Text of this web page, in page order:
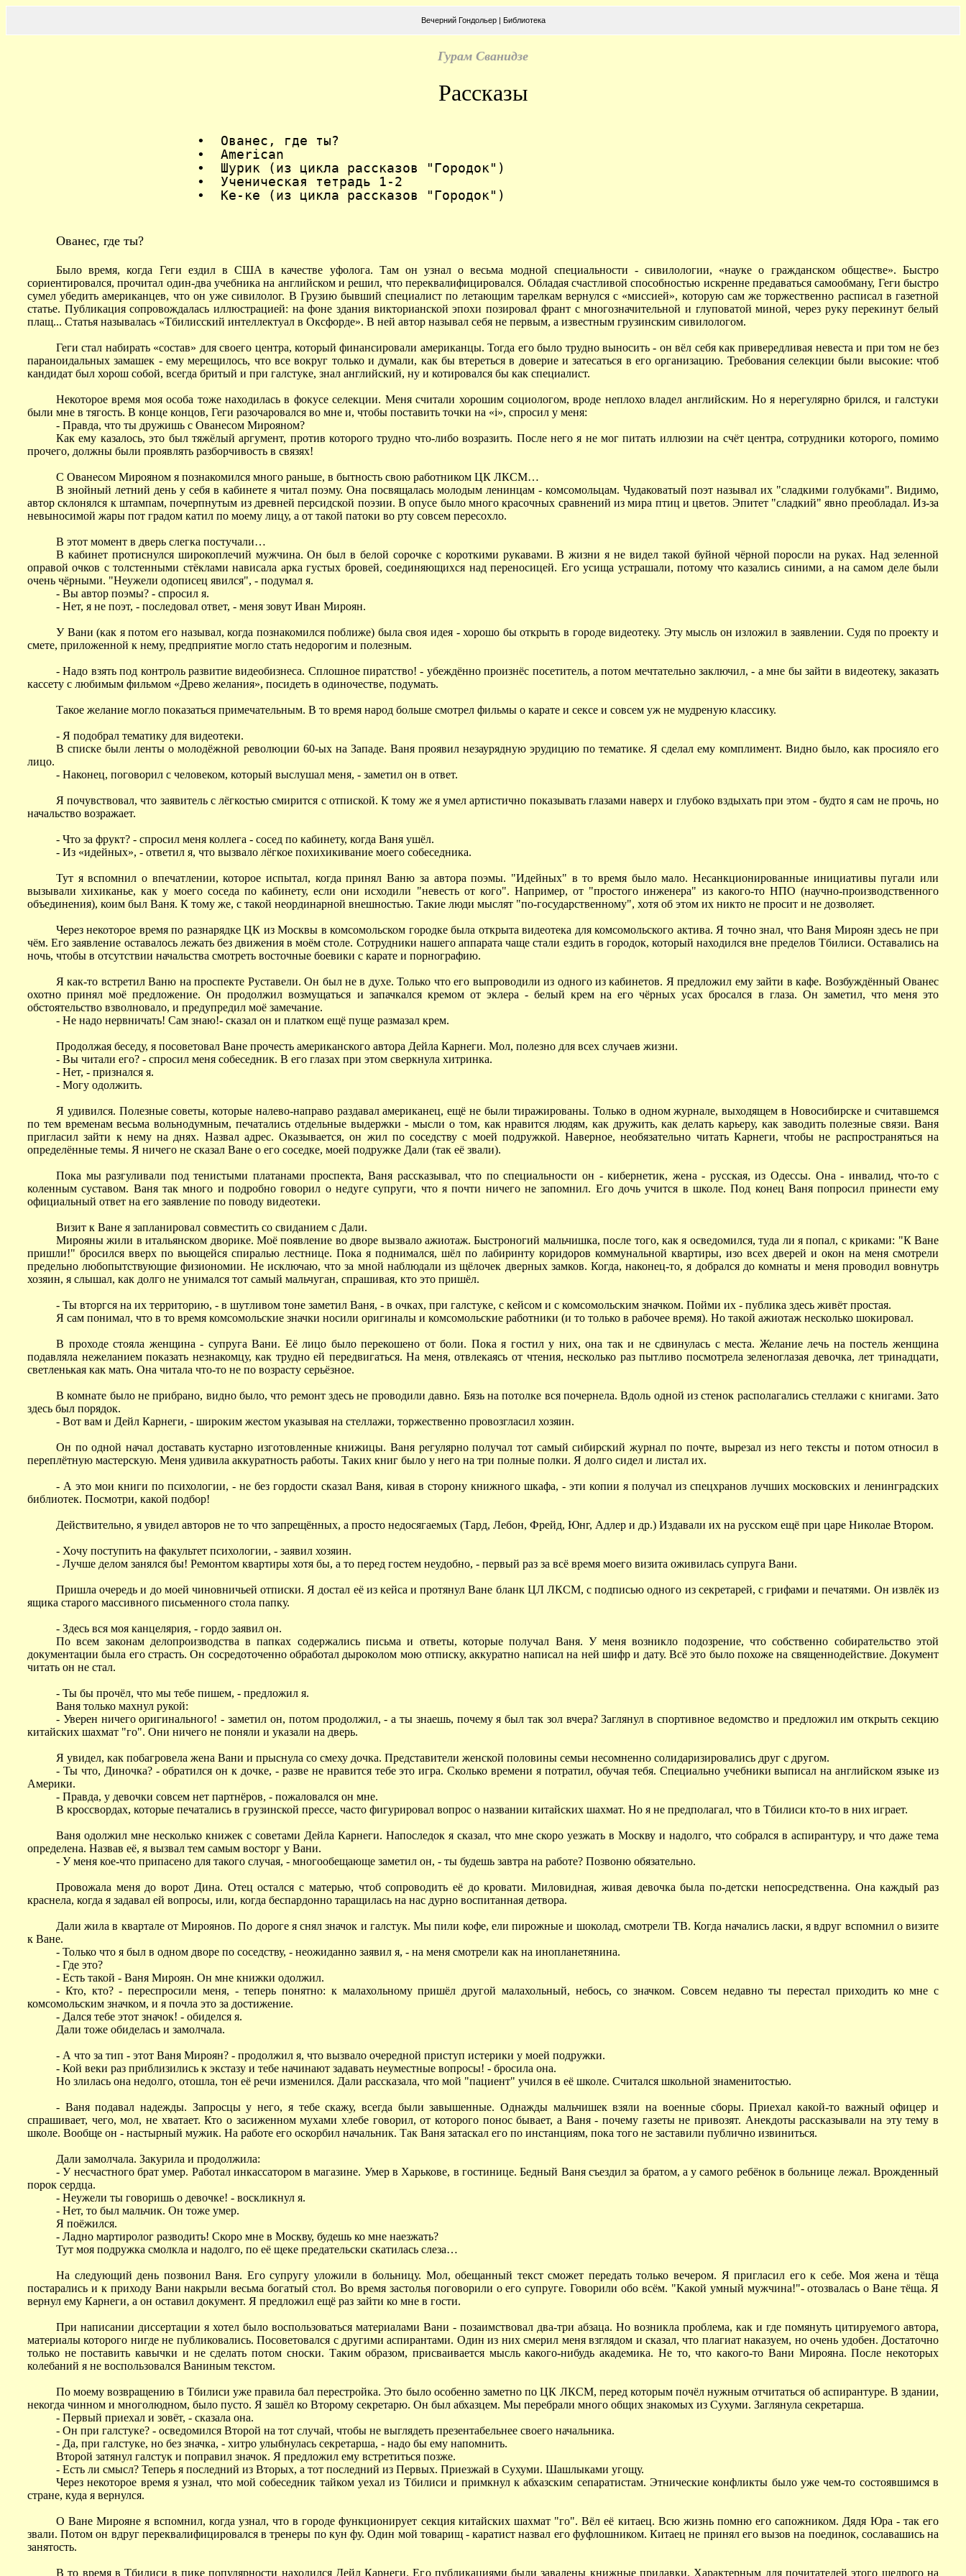
Вечерний Гондольер| Библиотека
Гурам Сванидзе
Рассказы
• Ованес, где ты?
• American
• Шурик (из цикла рассказов "Городок")
• Ученическая тетрадь 1-2
• Ке-ке (из цикла рассказов "Городок")
Ованес, где ты?
Было время, когда Геги ездил в США в качестве уфолога. Там он узнал о весьма модной специальности - сивилологии, «науке о гражданском обществе». Быстро
сориентировался, прочитал один-два учебника на английском и решил, что переквалифицировался. Обладая счастливой способностью искренне предаваться самообману, Геги быстро
сумел убедить американцев, что он уже сивилолог. В Грузию бывший специалист по летающим тарелкам вернулся с «миссией», которую сам же торжественно расписал в газетной
статье. Публикация сопровождалась иллюстрацией: на фоне здания викторианской эпохи позировал франт с многозначительной и глуповатой миной, через руку перекинут белый
плащ... Статья называлась «Тбилисский интеллектуал в Оксфорде». В ней автор называл себя не первым, а известным грузинским сивилологом.
Геги стал набирать «состав» для своего центра, который финансировали американцы. Тогда его было трудно выносить - он вёл себя как привередливая невеста и при том не без
параноидальных замашек - ему мерещилось, что все вокруг только и думали, как бы втереться в доверие и затесаться в его организацию. Требования селекции были высокие: чтоб
кандидат был хорош собой, всегда бритый и при галстуке, знал английский, ну и котировался бы как специалист.
Некоторое время моя особа тоже находилась в фокусе селекции. Меня считали хорошим социологом, вроде неплохо владел английским. Но я нерегулярно брился, и галстуки
были мне в тягость. В конце концов, Геги разочаровался во мне и, чтобы поставить точки на «i», спросил у меня:
- Правда, что ты дружишь с Ованесом Мирояном?
Как ему казалось, это был тяжёлый аргумент, против которого трудно что-либо возразить. После него я не мог питать иллюзии на счёт центра, сотрудники которого, помимо
прочего, должны были проявлять разборчивость в связях!
C Ованесом Мирояном я познакомился много раньше, в бытность свою работником ЦК ЛКСМ…
В знойный летний день у себя в кабинете я читал поэму. Она посвящалась молодым ленинцам - комсомольцам. Чудаковатый поэт называл их "сладкими голубками". Видимо,
автор склонялся к штампам, почерпнутым из древней персидской поэзии. В опусе было много красочных сравнений из мира птиц и цветов. Эпитет "сладкий" явно преобладал. Из-за
невыносимой жары пот градом катил по моему лицу, а от такой патоки во рту совсем пересохло.
В этот момент в дверь слегка постучали…
В кабинет протиснулся широкоплечий мужчина. Он был в белой сорочке с короткими рукавами. В жизни я не видел такой буйной чёрной поросли на руках. Над зеленной
оправой очков с толстенными стёклами нависала арка густых бровей, соединяющихся над переносицей. Его усища устрашали, потому что казались синими, а на самом деле были
очень чёрными. "Неужели одописец явился", - подумал я.
- Вы автор поэмы? - спросил я.
- Нет, я не поэт, - последовал ответ, - меня зовут Иван Мироян.
У Вани (как я потом его называл, когда познакомился поближе) была своя идея - хорошо бы открыть в городе видеотеку. Эту мысль он изложил в заявлении. Судя по проекту и
смете, приложенной к нему, предприятие могло стать недорогим и полезным.
- Надо взять под контроль развитие видеобизнеса. Сплошное пиратство! - убеждённо произнёс посетитель, а потом мечтательно заключил, - а мне бы зайти в видеотеку, заказать
кассету с любимым фильмом «Древо желания», посидеть в одиночестве, подумать.
Такое желание могло показаться примечательным. В то время народ больше смотрел фильмы о карате и сексе и совсем уж не мудреную классику.
- Я подобрал тематику для видеотеки.
В списке были ленты о молодёжной революции 60-ых на Западе. Ваня проявил незаурядную эрудицию по тематике. Я сделал ему комплимент. Видно было, как просияло его
лицо.
- Наконец, поговорил с человеком, который выслушал меня, - заметил он в ответ.
Я почувствовал, что заявитель с лёгкостью смирится с отпиской. К тому же я умел артистично показывать глазами наверх и глубоко вздыхать при этом - будто я сам не прочь, но
начальство возражает.
- Что за фрукт? - спросил меня коллега - сосед по кабинету, когда Ваня ушёл.
- Из «идейных», - ответил я, что вызвало лёгкое похихикивание моего собеседника.
Тут я вспомнил о впечатлении, которое испытал, когда принял Ваню за автора поэмы. "Идейных" в то время было мало. Несанкционированные инициативы пугали или
вызывали хихиканье, как у моего соседа по кабинету, если они исходили "невесть от кого". Например, от "простого инженера" из какого-то НПО (научно-производственного
объединения), коим был Ваня. К тому же, с такой неординарной внешностью. Такие люди мыслят "по-государственному", хотя об этом их никто не просит и не дозволяет.
Через некоторое время по разнарядке ЦК из Москвы в комсомольском городке была открыта видеотека для комсомольского актива. Я точно знал, что Ваня Мироян здесь не при
чём. Его заявление оставалось лежать без движения в моём столе. Сотрудники нашего аппарата чаще стали ездить в городок, который находился вне пределов Тбилиси. Оставались на
ночь, чтобы в отсутствии начальства смотреть восточные боевики с карате и порнографию.
Я как-то встретил Ваню на проспекте Руставели. Он был не в духе. Только что его выпроводили из одного из кабинетов. Я предложил ему зайти в кафе. Возбуждённый Ованес
охотно принял моё предложение. Он продолжил возмущаться и запачкался кремом от эклера - белый крем на его чёрных усах бросался в глаза. Он заметил, что меня это
обстоятельство взволновало, и предупредил моё замечание.
- Не надо нервничать! Сам знаю!- сказал он и платком ещё пуще размазал крем.
Продолжая беседу, я посоветовал Ване прочесть американского автора Дейла Карнеги. Мол, полезно для всех случаев жизни.
- Вы читали его? - спросил меня собеседник. В его глазах при этом сверкнула хитринка.
- Нет, - признался я.
- Могу одолжить.
Я удивился. Полезные советы, которые налево-направо раздавал американец, ещё не были тиражированы. Только в одном журнале, выходящем в Новосибирске и считавшемся
по тем временам весьма вольнодумным, печатались отдельные выдержки - мысли о том, как нравится людям, как дружить, как делать карьеру, как заводить полезные связи. Ваня
пригласил зайти к нему на днях. Назвал адрес. Оказывается, он жил по соседству с моей подружкой. Наверное, необязательно читать Карнеги, чтобы не распространяться на
определённые темы. Я ничего не сказал Ване о его соседке, моей подружке Дали (так её звали).
Пока мы разгуливали под тенистыми платанами проспекта, Ваня рассказывал, что по специальности он - кибернетик, жена - русская, из Одессы. Она - инвалид, что-то с
коленным суставом. Ваня так много и подробно говорил о недуге супруги, что я почти ничего не запомнил. Его дочь учится в школе. Под конец Ваня попросил принести ему
официальный ответ на его заявление по поводу видеотеки.
Визит к Ване я запланировал совместить со свиданием с Дали.
Мирояны жили в итальянском дворике. Моё появление во дворе вызвало ажиотаж. Быстроногий мальчишка, после того, как я осведомился, туда ли я попал, с криками: "К Ване
пришли!" бросился вверх по вьющейся спиралью лестнице. Пока я поднимался, шёл по лабиринту коридоров коммунальной квартиры, изо всех дверей и окон на меня смотрели
предельно любопытствующие физиономии. Не исключаю, что за мной наблюдали из щёлочек дверных замков. Когда, наконец-то, я добрался до комнаты и меня проводил вовнутрь
хозяин, я слышал, как долго не унимался тот самый мальчуган, спрашивая, кто это пришёл.
- Ты вторгся на их территорию, - в шутливом тоне заметил Ваня, - в очках, при галстуке, с кейсом и с комсомольским значком. Пойми их - публика здесь живёт простая.
Я сам понимал, что в то время комсомольские значки носили оригиналы и комсомольские работники (и то только в рабочее время). Но такой ажиотаж несколько шокировал.
В проходе стояла женщина - супруга Вани. Её лицо было перекошено от боли. Пока я гостил у них, она так и не сдвинулась с места. Желание лечь на постель женщина
подавляла нежеланием показать незнакомцу, как трудно ей передвигаться. На меня, отвлекаясь от чтения, несколько раз пытливо посмотрела зеленоглазая девочка, лет тринадцати,
светленькая как мать. Она читала что-то не по возрасту серьёзное.
В комнате было не прибрано, видно было, что ремонт здесь не проводили давно. Бязь на потолке вся почернела. Вдоль одной из стенок располагались стеллажи с книгами. Зато
здесь был порядок.
- Вот вам и Дейл Карнеги, - широким жестом указывая на стеллажи, торжественно провозгласил хозяин.
Он по одной начал доставать кустарно изготовленные книжицы. Ваня регулярно получал тот самый сибирский журнал по почте, вырезал из него тексты и потом относил в
переплётную мастерскую. Меня удивила аккуратность работы. Таких книг было у него на три полные полки. Я долго сидел и листал их.
- А это мои книги по психологии, - не без гордости сказал Ваня, кивая в сторону книжного шкафа, - эти копии я получал из спецхранов лучших московских и ленинградских
библиотек. Посмотри, какой подбор!
Действительно, я увидел авторов не то что запрещённых, а просто недосягаемых (Тард, Лебон, Фрейд, Юнг, Адлер и др.) Издавали их на русском ещё при царе Николае Втором.
- Хочу поступить на факультет психологии, - заявил хозяин.
- Лучше делом занялся бы! Ремонтом квартиры хотя бы, а то перед гостем неудобно, - первый раз за всё время моего визита оживилась супруга Вани.
Пришла очередь и до моей чиновничьей отписки. Я достал её из кейса и протянул Ване бланк ЦЛ ЛКСМ, с подписью одного из секретарей, с грифами и печатями. Он извлёк из
ящика старого массивного письменного стола папку.
- Здесь вся моя канцелярия, - гордо заявил он.
По всем законам делопроизводства в папках содержались письма и ответы, которые получал Ваня. У меня возникло подозрение, что собственно собирательство этой
документации была его страсть. Он сосредоточенно обработал дыроколом мою отписку, аккуратно написал на ней шифр и дату. Всё это было похоже на священнодействие. Документ
читать он не стал.
- Ты бы прочёл, что мы тебе пишем, - предложил я.
Ваня только махнул рукой:
- Уверен ничего оригинального! - заметил он, потом продолжил, - а ты знаешь, почему я был так зол вчера? Заглянул в спортивное ведомство и предложил им открыть секцию
китайских шахмат "го". Они ничего не поняли и указали на дверь.
Я увидел, как побагровела жена Вани и прыснула со смеху дочка. Представители женской половины семьи несомненно солидаризировались друг с другом.
- Ты что, Диночка? - обратился он к дочке, - разве не нравится тебе это игра. Сколько времени я потратил, обучая тебя. Специально учебники выписал на английском языке из
Америки.
- Правда, у девочки совсем нет партнёров, - пожаловался он мне.
В кроссвордах, которые печатались в грузинской прессе, часто фигурировал вопрос о названии китайских шахмат. Но я не предполагал, что в Тбилиси кто-то в них играет.
Ваня одолжил мне несколько книжек с советами Дейла Карнеги. Напоследок я сказал, что мне скоро уезжать в Москву и надолго, что собрался в аспирантуру, и что даже тема
определена. Назвав её, я вызвал тем самым восторг у Вани.
- У меня кое-что припасено для такого случая, - многообещающе заметил он, - ты будешь завтра на работе? Позвоню обязательно.
Провожала меня до ворот Дина. Отец остался с матерью, чтоб сопроводить её до кровати. Миловидная, живая девочка была по-детски непосредственна. Она каждый раз
краснела, когда я задавал ей вопросы, или, когда беспардонно таращилась на нас дурно воспитанная детвора.
Дали жила в квартале от Мироянов. По дороге я снял значок и галстук. Мы пили кофе, ели пирожные и шоколад, смотрели ТВ. Когда начались ласки, я вдруг вспомнил о визите
к Ване.
- Только что я был в одном дворе по соседству, - неожиданно заявил я, - на меня смотрели как на инопланетянина.
- Где это?
- Есть такой - Ваня Мироян. Он мне книжки одолжил.
- Кто, кто? - переспросили меня, - теперь понятно: к малахольному пришёл другой малахольный, небось, со значком. Совсем недавно ты перестал приходить ко мне с
комсомольским значком, и я почла это за достижение.
- Дался тебе этот значок! - обиделся я.
Дали тоже обиделась и замолчала.
- А что за тип - этот Ваня Мироян? - продолжил я, что вызвало очередной приступ истерики у моей подружки.
- Кой веки раз приблизились к экстазу и тебе начинают задавать неуместные вопросы! - бросила она.
Но злилась она недолго, отошла, тон её речи изменился. Дали рассказала, что мой "пациент" учился в её школе. Считался школьной знаменитостью.
- Ваня подавал надежды. Запросцы у него, я тебе скажу, всегда были завышенные. Однажды мальчишек взяли на военные сборы. Приехал какой-то важный офицер и
спрашивает, чего, мол, не хватает. Кто о засиженном мухами хлебе говорил, от которого понос бывает, а Ваня - почему газеты не привозят. Анекдоты рассказывали на эту тему в
школе. Вообще он - настырный мужик. На работе его оскорбил начальник. Так Ваня затаскал его по инстанциям, пока того не заставили публично извиниться.
Дали замолчала. Закурила и продолжила:
- У несчастного брат умер. Работал инкассатором в магазине. Умер в Харькове, в гостинице. Бедный Ваня съездил за братом, а у самого ребёнок в больнице лежал. Врожденный
порок сердца.
- Неужели ты говоришь о девочке! - воскликнул я.
- Нет, то был мальчик. Он тоже умер.
Я поёжился.
- Ладно мартиролог разводить! Скоро мне в Москву, будешь ко мне наезжать?
Тут моя подружка смолкла и надолго, по её щеке предательски скатилась слеза…
На следующий день позвонил Ваня. Его супругу уложили в больницу. Мол, обещанный текст сможет передать только вечером. Я пригласил его к себе. Моя жена и тёща
постарались и к приходу Вани накрыли весьма богатый стол. Во время застолья поговорили о его супруге. Говорили обо всём. "Какой умный мужчина!"- отозвалась о Ване тёща. Я
вернул ему Карнеги, а он оставил документ. Я предложил ещё раз зайти ко мне в гости.
При написании диссертации я хотел было воспользоваться материалами Вани - позаимствовал два-три абзаца. Но возникла проблема, как и где помянуть цитируемого автора,
материалы которого нигде не публиковались. Посоветовался с другими аспирантами. Один из них смерил меня взглядом и сказал, что плагиат наказуем, но очень удобен. Достаточно
только не поставить кавычки и не сделать потом сноски. Таким образом, присваивается мысль какого-нибудь академика. Не то, что какого-то Вани Мирояна. После некоторых
колебаний я не воспользовался Ваниным текстом.
По моему возвращению в Тбилиси уже правила бал перестройка. Это было особенно заметно по ЦК ЛКСМ, перед которым почёл нужным отчитаться об аспирантуре. В здании,
некогда чинном и многолюдном, было пусто. Я зашёл ко Второму секретарю. Он был абхазцем. Мы перебрали много общих знакомых из Сухуми. Заглянула секретарша.
- Первый приехал и зовёт, - сказала она.
- Он при галстуке? - осведомился Второй на тот случай, чтобы не выглядеть презентабельнее своего начальника.
- Да, при галстуке, но без значка, - хитро улыбнулась секретарша, - надо бы ему напомнить.
Второй затянул галстук и поправил значок. Я предложил ему встретиться позже.
- Есть ли смысл? Теперь я последний из Вторых, а тот последний из Первых. Приезжай в Сухуми. Шашлыками угощу.
Через некоторое время я узнал, что мой собеседник тайком уехал из Тбилиси и примкнул к абхазским сепаратистам. Этнические конфликты было уже чем-то состоявшимся в
стране, куда я вернулся.
О Ване Мирояне я вспомнил, когда узнал, что в городе функционирует секция китайских шахмат "го". Вёл её китаец. Всю жизнь помню его сапожником. Дядя Юра - так его
звали. Потом он вдруг переквалифицировался в тренеры по кун фу. Один мой товарищ - каратист назвал его фуфлошником. Китаец не принял его вызов на поединок, сославашись на
занятость.
В то время в Тбилиси в пике популярности находился Дейл Карнеги. Его публикациями были завалены книжные прилавки. Характерным для почитателей этого щедрого на